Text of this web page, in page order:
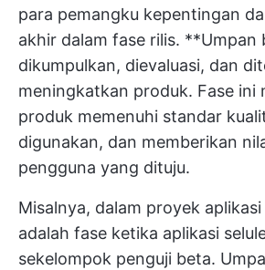
para pemangku kepentingan
akhir dalam fase rilis. **Umpan
dikumpulkan, dievaluasi, dan
meningkatkan produk. Fase ini
produk memenuhi standar
digunakan, dan memberikan
pengguna yang dituju.
Misalnya, dalam proyek aplikasi
adalah fase ketika aplikasi
sekelompok penguji beta.